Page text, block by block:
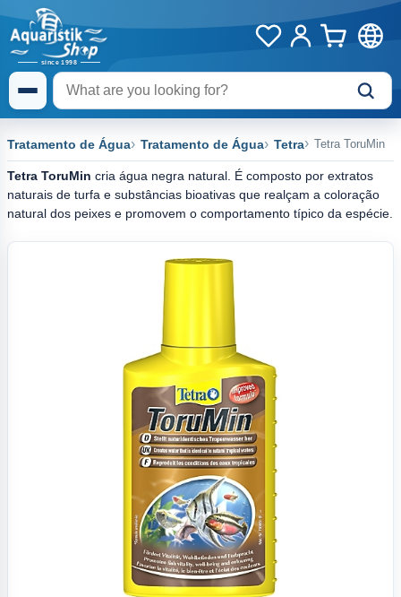
Tratamento de Água Tratamento de Água Tetra Tetra ToruMin
Tetra ToruMin cria água negra natural. É composto por extratos
naturais de turfa e substâncias bioativas que realçam a coloração
natural dos peixes e promovem o comportamento típico da espécie.